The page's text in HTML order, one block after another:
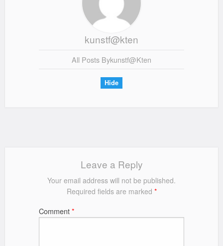
kunstf@kten
All Posts ByKunstf@kten
Hide
Leave a Reply
Your email address will not be published.
Required fields are marked *
Comment*